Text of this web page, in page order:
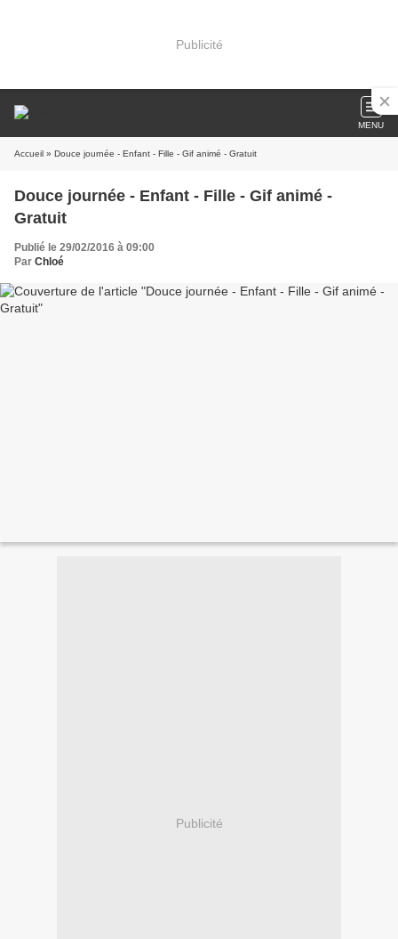
Publicité
MENU
Accueil » Douce journée - Enfant - Fille - Gif animé - Gratuit
Douce journée - Enfant - Fille - Gif animé -
Gratuit
Publié le 29/02/2016 à 09:00
Par Chloé
Publicité